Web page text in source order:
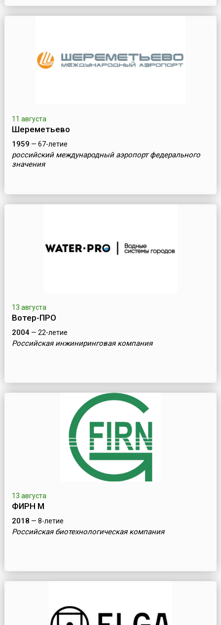
11 августа
Шереметьево
1959 — 67-летие
российский международный аэропорт федерального
значения
13 августа
Вотер-ПРО
2004— 22-летие
Российская инжиниринговая компания
13 августа
ФИРН М
2018 — 8-летие
Российская биотехнологическая компания